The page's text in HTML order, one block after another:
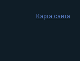
Карта сайта